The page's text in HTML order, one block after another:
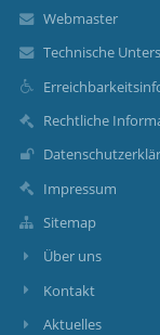
Webmaster
Technische
Rechtliche
Impressum
Sitemap
Über uns
Kontakt
Aktuelles